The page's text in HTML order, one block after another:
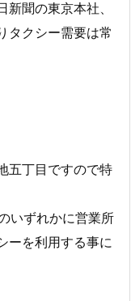
聞の東京本社、
タクシー需要は常
五丁目ですので特
いずれかに営業所
ーを利用する事に